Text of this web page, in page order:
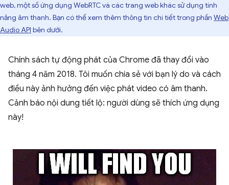
web, một số ứng dụng WebRTC và các trang web khác sử dụng tính
năng âm thanh. Bạn có thể xem thêm thông tin chi tiết trong phần Web
Audio API bên dưới.
Chính sách tự động phát của Chrome đã thay đổi vào
tháng 4 năm 2018. Tôi muốn chia sẻ với bạn lý do và cách
điều này ảnh hưởng đến việc phát video có âm thanh.
Cảnh báo nội dung tiết lộ: người dùng sẽ thích ứng dụng
này!